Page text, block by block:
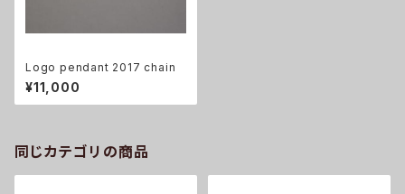
Logo pendant 2017 chain
¥11,000
同じカテゴリの商品